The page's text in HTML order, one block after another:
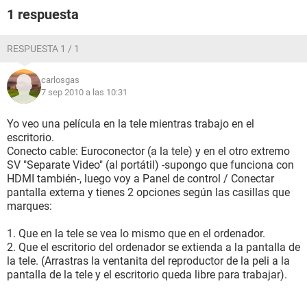
1 respuesta
RESPUESTA 1 / 1
carlosgas
7 sep 2010 a las 10:31
Yo veo una película en la tele mientras trabajo en el
escritorio.
Conecto cable: Euroconector (a la tele) y en el otro extremo
SV "Separate Video" (al portátil) -supongo que funciona con
HDMI también-, luego voy a Panel de control / Conectar
pantalla externa y tienes 2 opciones según las casillas que
marques:
1. Que en la tele se vea lo mismo que en el ordenador.
2. Que el escritorio del ordenador se extienda a la pantalla de
la tele. (Arrastras la ventanita del reproductor de la peli a la
pantalla de la tele y el escritorio queda libre para trabajar).